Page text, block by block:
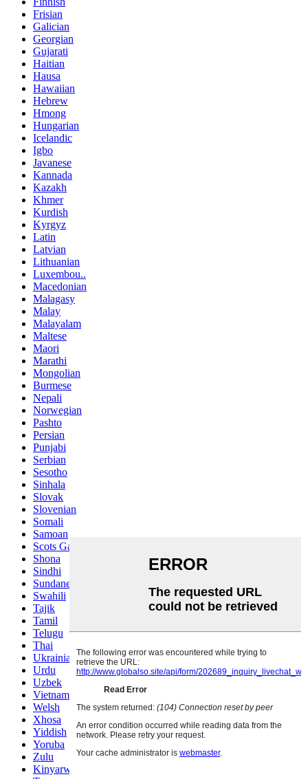
Frisian
Galician
Georgian
Gujarati
Haitian
Hausa
Hawaiian
Hebrew
Hmong
Hungarian
Icelandic
Igbo
Javanese
Kannada
Kazakh
Khmer
Kurdish
Kyrgyz
Latin
Latvian
Lithuanian
Luxembou..
Macedonian
Malagasy
Malay
Malayalam
Maltese
Maori
Marathi
Mongolian
Burmese
Nepali
Norwegian
Pashto
Persian
Punjabi
Serbian
Sesotho
Sinhala
Slovak
Slovenian
Somali
Samoan
Scots Gaelic
Shona
Sindhi
Sundanese
Swahili
Tajik
Tamil
Telugu
Thai
Ukrainian
Urdu
Uzbek
Vietnamese
Welsh
Xhosa
Yiddish
Yoruba
Zulu
Kinyarwanda